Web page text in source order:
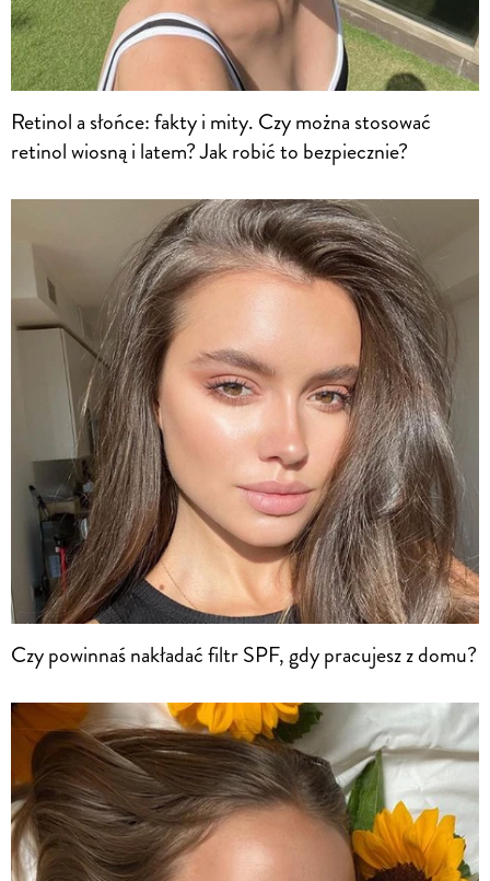
Retinol a słońce: fakty i mity. Czy można stosować
retinol wiosną i latem? Jak robić to bezpiecznie?
Czy powinnaś nakładać filtr SPF, gdy pracujesz z domu?